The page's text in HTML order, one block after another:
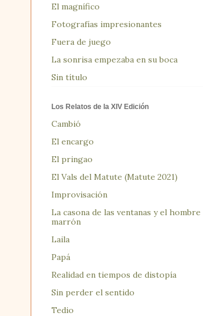
El magnífico
Fotografías impresionantes
Fuera de juego
La sonrisa empezaba en su boca
Sin título
Los Relatos de la XIV Edición
Cambió
El encargo
El pringao
El Vals del Matute (Matute 2021)
Improvisación
La casona de las ventanas y el hombre
marrón
Laila
Papá
Realidad en tiempos de distopía
Sin perder el sentido
Tedio